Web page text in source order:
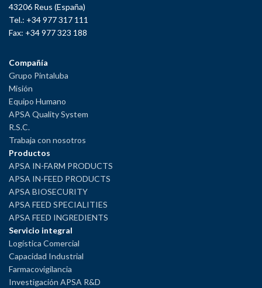
43206 Reus (España)
Tel.: +34 977 317 111
Fax: +34 977 323 188
Compañía
Grupo Pintaluba
Misión
Equipo Humano
APSA Quality System
R.S.C.
Trabaja con nosotros
Productos
APSA IN-FARM PRODUCTS
APSA IN-FEED PRODUCTS
APSA BIOSECURITY
APSA FEED SPECIALITIES
APSA FEED INGREDIENTS
Servicio integral
Logística Comercial
Capacidad Industrial
Farmacovigilancia
Investigación APSA R&D